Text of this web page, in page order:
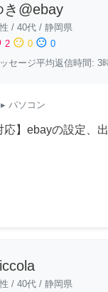
き@ebay
/ 40代 / 静岡県
2 sentiment_neutral 0 sentiment_dissatisfied 0
セージ平均返信時間: 3
▸ パソコン
応】ebayの設定、
/ 40代 / 静岡県